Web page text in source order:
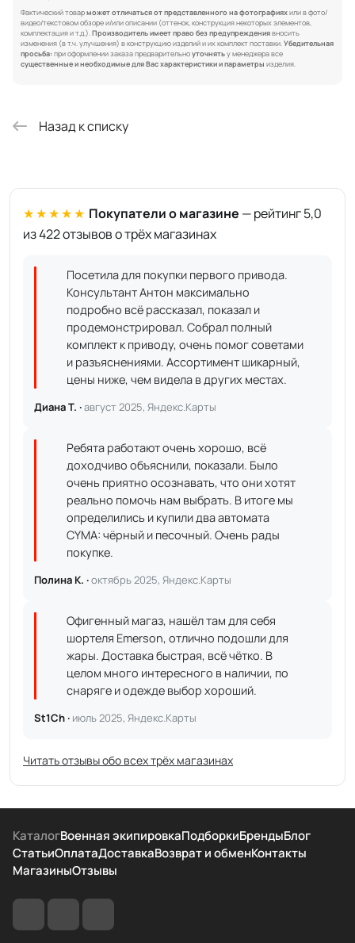
Фактический товарможет отличаться от представленного на фотографияхили в фото/
видео/текстовом обзоре и/или описании (оттенок, конструкция некоторых элементов,
комплектация и т.д.).Производитель имеет право без предупреждениявносить
изменения (в т.ч. улучшения) в конструкцию изделий и их комплект поставки.Убедительная
просьба: при оформлении заказа предварительноуточнятьу менеджера все
существенные и необходимые для Вас характеристики и параметры изделия.
Назад к списку
★★★★★ Покупатели о магазине — рейтинг 5,0
из 422 отзывов о трёх магазинах
Посетила для покупки первого привода.
Консультант Антон максимально
подробно всё рассказал, показал и
продемонстрировал. Собрал полный
комплект к приводу, очень помог советами
и разъяснениями. Ассортимент шикарный,
цены ниже, чем видела в других местах.
Диана Т. ·август 2025, Яндекс.Карты
Ребята работают очень хорошо, всё
доходчиво объяснили, показали. Было
очень приятно осознавать, что они хотят
реально помочь нам выбрать. В итоге мы
определились и купили два автомата
CYMA: чёрный и песочный. Очень рады
покупке.
Полина К. ·октябрь 2025, Яндекс.Карты
Офигенный магаз, нашёл там для себя
шортеля Emerson, отлично подошли для
жары. Доставка быстрая, всё чётко. В
целом много интересного в наличии, по
снаряге и одежде выбор хороший.
St1Ch · июль 2025, Яндекс.Карты
Читать отзывы обо всех трёх магазинах
КаталогВоенная экипировкаПодборкиБрендыБлог
СтатьиОплатаДоставкаВозврат и обменКонтакты
МагазиныОтзывы